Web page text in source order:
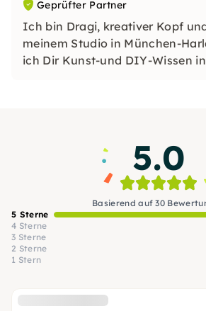
Geprüfter Partner
Ich bin Dragi, kreativer Kopf
meinem Studio in München-
ich Dir Kunst-und DIY-Wissen
5.0
Basierend auf 30
5 Sterne
4 Sterne
3 Sterne
2 Sterne
1 Stern